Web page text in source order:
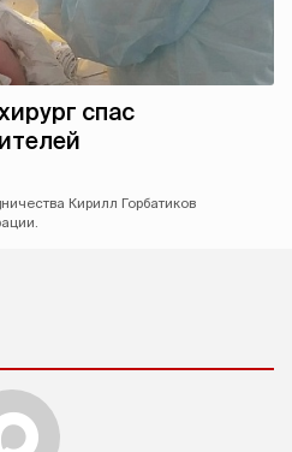
спас
Кирилл Горбатиков